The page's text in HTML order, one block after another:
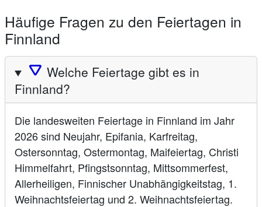
Häufige Fragen zu den Feiertagen in
Finnland
🛆 Welche Feiertage gibt es in
Finnland?
Die landesweiten Feiertage in Finnland im Jahr
2026 sind Neujahr, Epifania, Karfreitag,
Ostersonntag, Ostermontag, Maifeiertag, Christi
Himmelfahrt, Pfingstsonntag, Mittsommerfest,
Allerheiligen, Finnischer Unabhängigkeitstag, 1.
Weihnachtsfeiertag und 2. Weihnachtsfeiertag.